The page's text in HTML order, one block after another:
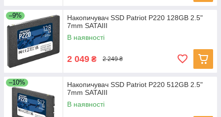
–9%
Накопичувач SSD Patriot P220 128GB 2.5"
7mm SATAIII
В наявності
2 049 ₴ 2 249 ₴
–10%
Накопичувач SSD Patriot P220 512GB 2.5"
7mm SATAIII
В наявності